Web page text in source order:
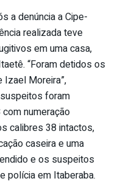
a denúncia a Cipe-
realizada teve
em uma casa,
“Foram detidos os
Izael Moreira”,
foram
numeração
calibres 38 intactos,
caseira e uma
e os suspeitos
polícia em Itaberaba.